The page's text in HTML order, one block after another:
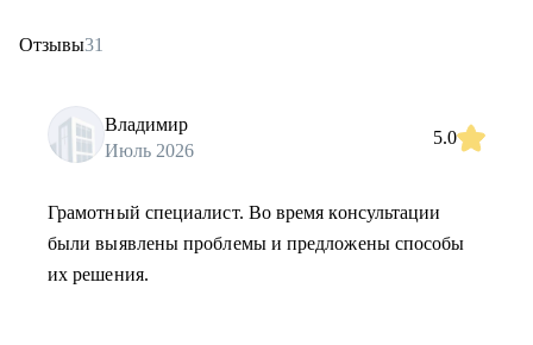
Отзывы31
Владимир
Июль 2026
5.0
Грамотный специалист. Во время консультации
были выявлены проблемы и предложены способы
их решения.